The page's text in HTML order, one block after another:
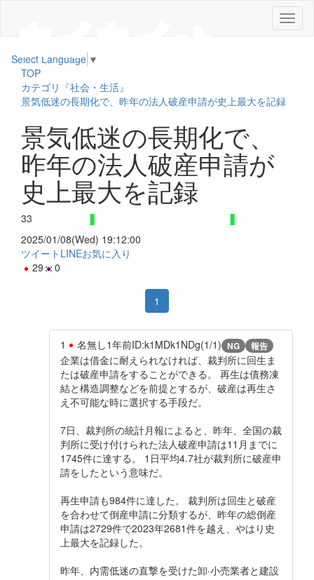
メ
ニ
Select Language ▼
TOP
カテゴリ『社会・生活』
景気低迷の長期化で、昨年の法人破産申請が史上最大を記録
景気低迷の長期化で、
昨年の法人破産申請が
史上最大を記録
33
2025/01/08(Wed) 19:12:00
ツイート LINEお気に入り
29
0
1
1 名無し1年前ID:k1MDk1NDg(1/1) NG 報告
企業は借金に耐えられなければ、裁判所に回生ま
たは破産申請をすることができる。 再生は債務凍
結と構造調整などを前提とするが、破産は再生さ
え不可能な時に選択する手段だ。
7日、裁判所の統計月報によると、昨年、全国の裁
判所に受け付けられた法人破産申請は11月までに
1745件に達する。 1日平均4.7社が裁判所に破産申
請をしたという意味だ。
再生申請も984件に達した。 裁判所は回生と破産
を合わせて倒産申請に分類するが、昨年の総倒産
申請は2729件で2023年2681件を越え、やはり史
上最大を記録した。
昨年、内需低迷の直撃を受けた卸·小売業者と建設